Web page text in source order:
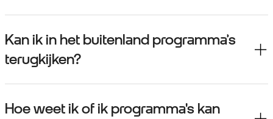
Kan ik in het buitenland programma’s
terugkijken?
Hoe weet ik of ik programma's kan